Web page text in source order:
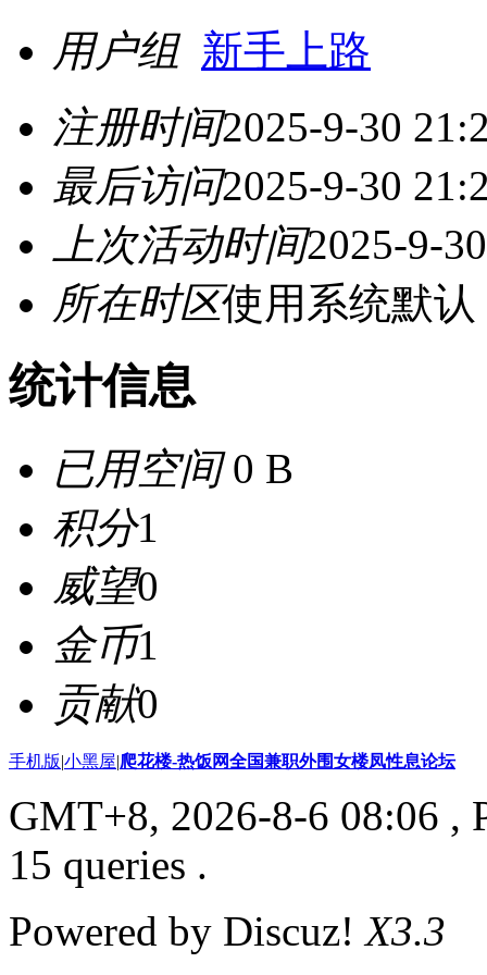
用户组 新手上路
注册时间2025-9-30
最后访问2025-9-30
上次活动时间2025-9-
所在时区使用系统默认
统计信息
已用空间0 B
积分1
威望0
金币1
贡献0
手机版|小黑屋|爬花楼-热饭网全国兼职外围女楼凤性息论坛
GMT+8, 2026-8-6 08:06 ,
15 queries .
Powered by Discuz!X3.3